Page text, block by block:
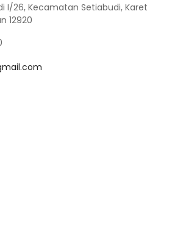
I/26, Kecamatan Setiabudi, Karet
12920